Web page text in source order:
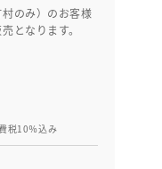
のみ）のお客様
となります。
税10％込み